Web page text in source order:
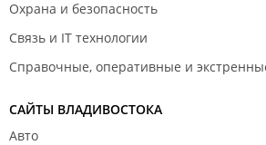
Охрана и безопасность
Связь и IT технологии
Справочные, оперативные и
САЙТЫ ВЛАДИВОСТОКА
Авто